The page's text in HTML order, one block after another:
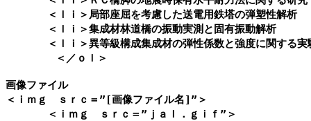
＜ｌｉ＞局部座屈を考慮した送電用鉄塔の弾塑性解析
＜ｌｉ＞集成材林道橋の振動実測と固有振動解析
＜ｌｉ＞異等級構成集成材の弾性係数と強度に関する実
        ＜／ｏｌ＞
画像ファイル
＜ｉｍｇ　ｓｒｃ＝”[画像ファイル名]”＞
＜ｉｍｇ　ｓｒｃ＝”ｊａｌ．ｇｉｆ”＞